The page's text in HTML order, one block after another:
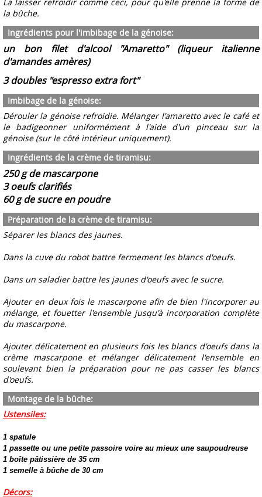
la bûche.
Ingrédients pour l'imbibage de la génoise:
un bon filet d'alcool "Amaretto" (liqueur italienne
d'amandes amères)
3 doubles "espresso extra fort"
Imbibage de la génoise:
Dérouler la génoise refroidie. Mélanger l'amaretto avec le café et
le badigeonner uniformément à l'aide d'un pinceau sur la
génoise (sur le côté intérieur uniquement).
Ingrédients de la crème de tiramisu:
250 g de mascarpone
3 oeufs clarifiés
60 g de sucre en poudre
Préparation de la crème de tiramisu:
Séparer les blancs des jaunes.
Dans la cuve du robot battre fermement les blancs d'oeufs.
Dans un saladier battre les jaunes d'oeufs avec le sucre.
Ajouter en deux fois le mascarpone afin de bien l'incorporer au
mélange, et fouetter l'ensemble jusqu'à incorporation complète
du mascarpone.
Ajouter délicatement en plusieurs fois les blancs d'oeufs dans la
crème mascarpone et mélanger délicatement l'ensemble en
soulevant bien la préparation pour ne pas casser les blancs
d'oeufs.
Montage de la bûche:
Ustensiles:
1 spatule
1 passette ou une petite passoire voire au mieux une saupoudreuse
1 boîte pâtissière de 35 cm
1 semelle à bûche de 30 cm
Décors: